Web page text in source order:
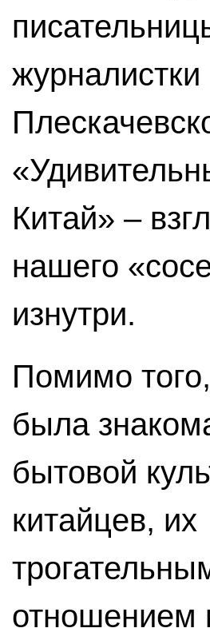
Китай» –
нашего
изнутри.
Помимо
была
бытовой
китайцев, их
отношением